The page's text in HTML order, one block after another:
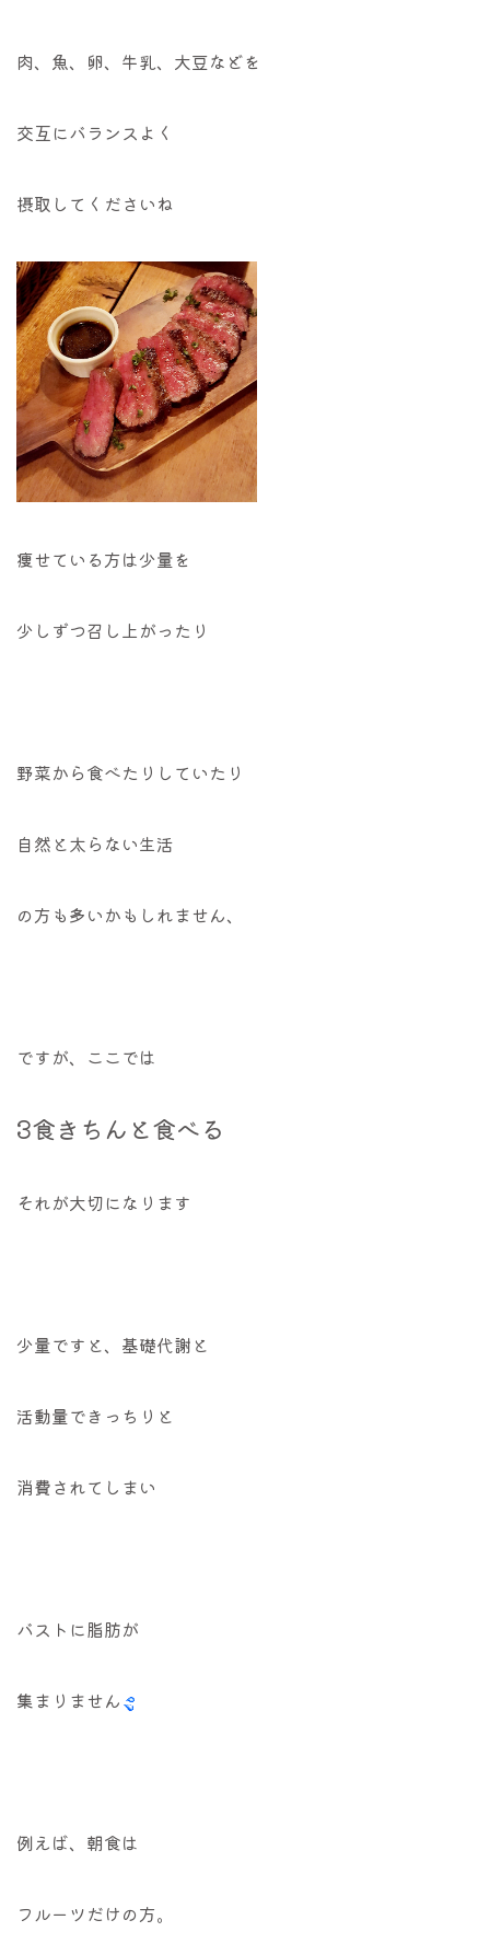
肉、魚、卵、牛乳、大豆などを
交互にバランスよく
摂取してくださいね
痩せている方は少量を
少しずつ召し上がったり
野菜から食べたりしていたり
自然と太らない生活
の方も多いかもしれません、
ですが、ここでは
3食きちんと食べる
それが大切になります
少量ですと、基礎代謝と
活動量できっちりと
消費されてしまい
バストに脂肪が
集まりません
例えば、朝食は
フルーツだけの方。